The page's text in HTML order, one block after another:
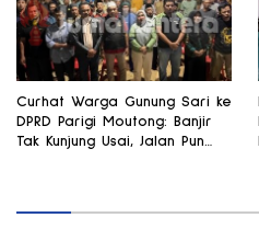
Curhat Warga Gunung Sari ke
DPRD Parigi Moutong: Banjir
Tak Kunjung Usai, Jalan Pun